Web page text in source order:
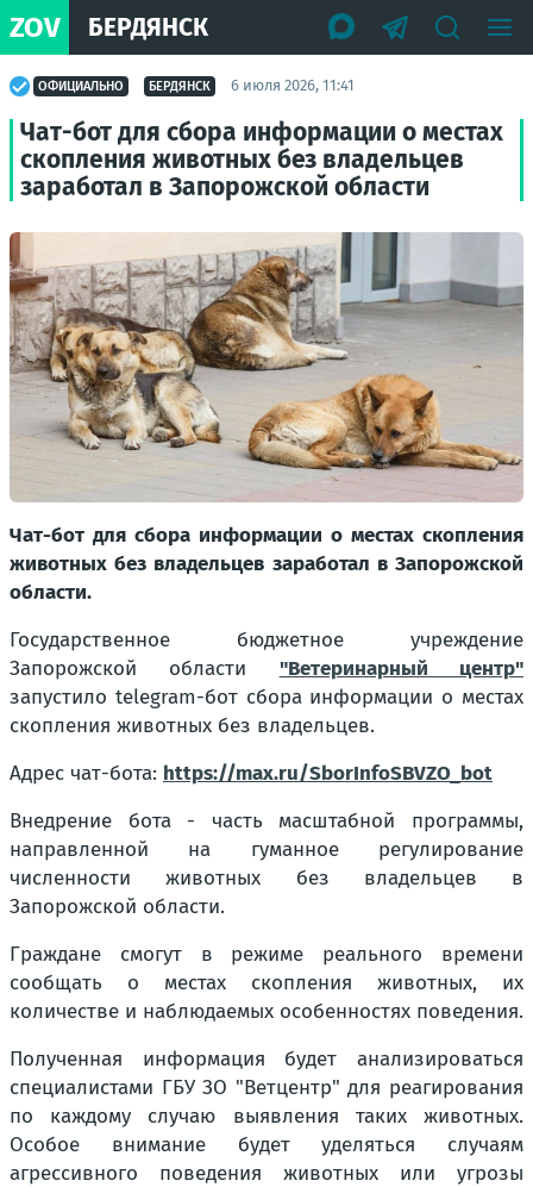
ZOV БЕРДЯНСК
ОФИЦИАЛЬНО БЕРДЯНСК 6 июля 2026, 11:41
Чат-бот для сбора информации о местах
скопления животных без владельцев
заработал в Запорожской области
Чат-бот для сбора информации о местах скопления
животных без владельцев заработал в Запорожской
области.
Государственное бюджетное учреждение
Запорожской области "Ветеринарный центр"
запустило telegram-бот сбора информации о местах
скопления животных без владельцев.
Адрес чат-бота: https://max.ru/SborInfoSBVZO_bot
Внедрение бота - часть масштабной программы,
направленной на гуманное регулирование
численности животных без владельцев в
Запорожской области.
Граждане смогут в режиме реального времени
сообщать о местах скопления животных, их
количестве и наблюдаемых особенностях поведения.
Полученная информация будет анализироваться
специалистами ГБУ ЗО "Ветцентр" для реагирования
по каждому случаю выявления таких животных.
Особое внимание будет уделяться случаям
агрессивного поведения животных или угрозы